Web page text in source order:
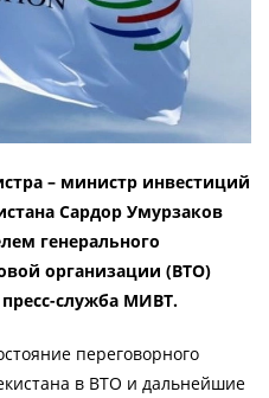
– министр инвестиций
Сардор Умурзаков
генерального
организации (ВТО)
пресс-служба МИВТ.
переговорного
в ВТО и дальнейшие